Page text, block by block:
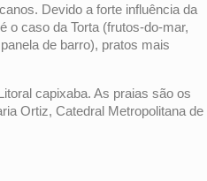
Devido a forte influência da
o caso da Torta (frutos-do-mar,
de barro), pratos mais
capixaba. As praias são os
Ortiz, Catedral Metropolitana de